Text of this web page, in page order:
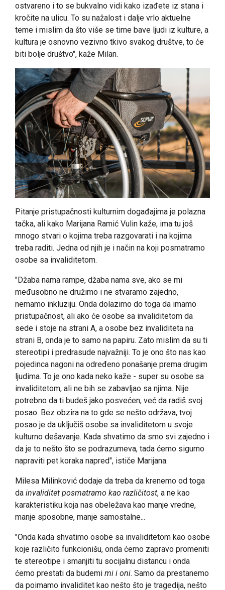
ostvareno i to se bukvalno vidi kako izađete iz stana i
kročite na ulicu. To su nažalost i dalje vrlo aktuelne
teme i mislim da što više se time bave ljudi iz kulture, a
kultura je osnovno vezivno tkivo svakog društve, to će
biti bolje društvo", kaže Milan.
Pitanje pristupačnosti kulturnim događajima je polazna
tačka, ali kako Marijana Ramić Vulin kaže, ima tu još
mnogo stvari o kojima treba razgovarati i na kojima
treba raditi. Jedna od njih je i način na koji posmatramo
osobe sa invaliditetom.
"Džaba nama rampe, džaba nama sve, ako se mi
međusobno ne družimo i ne stvaramo zajedno,
nemamo inkluziju. Onda dolazimo do toga da imamo
pristupačnost, ali ako će osobe sa invaliditetom da
sede i stoje na strani A, a osobe bez invaliditeta na
strani B, onda je to samo na papiru. Zato mislim da su ti
stereotipi i predrasude najvažniji. To je ono što nas kao
pojedinca nagoni na određeno ponašanje prema drugim
ljudima. To je ono kada neko kaže - super su osobe sa
invaliditetom, ali ne bih se zabavljao sa njima. Nije
potrebno da ti budeš jako posvećen, već da radiš svoj
posao. Bez obzira na to gde se nešto održava, tvoj
posao je da uključiš osobe sa invaliditetom u svoje
kulturno dešavanje. Kada shvatimo da smo svi zajedno i
da je to nešto što se podrazumeva, tada ćemo sigurno
napraviti pet koraka napred", ističe Marijana.
Milesa Milinković dodaje da treba da krenemo od toga
da invaliditet posmatramo kao različitost, a ne kao
karakteristiku koja nas obeležava kao manje vredne,
manje sposobne, manje samostalne...
"Onda kada shvatimo osobe sa invaliditetom kao osobe
koje različito funkcionišu, onda ćemo zapravo promeniti
te stereotipe i smanjiti tu socijalnu distancu i onda
ćemo prestati da budemi mi i oni. Samo da prestanemo
da poimamo invaliditet kao nešto što je tragedija, nešto